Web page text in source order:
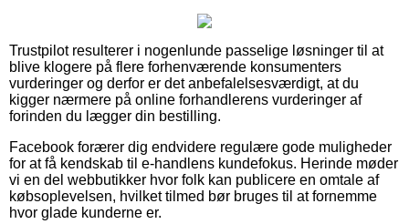
Trustpilot resulterer i nogenlunde passelige løsninger til at
blive klogere på flere forhenværende konsumenters
vurderinger og derfor er det anbefalelsesværdigt, at du
kigger nærmere på online forhandlerens vurderinger af
forinden du lægger din bestilling.
Facebook forærer dig endvidere regulære gode muligheder
for at få kendskab til e-handlens kundefokus. Herinde møder
vi en del webbutikker hvor folk kan publicere en omtale af
købsoplevelsen, hvilket tilmed bør bruges til at fornemme
hvor glade kunderne er.